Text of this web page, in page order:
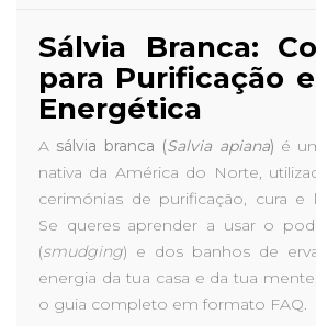
Sálvia Branca:
para Purificação
Energética
A sálvia branca (Salvia apiana) é
nativa da América do Norte,
cerimónias de purificação, cura e
Se queres aprender a usar o
(smudging) e dos banhos de
energia da tua casa e da tua
o guia completo em formato FAQ.